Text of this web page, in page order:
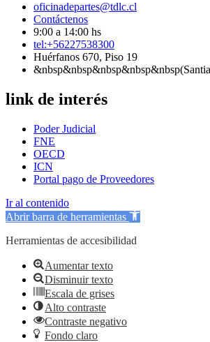
oficinadepartes@tdlc.cl
Contáctenos
9:00 a 14:00 hs
tel:+56227538300
Huérfanos 670, Piso 19
link de interés
Poder Judicial
FNE
OECD
ICN
Portal pago de Proveedores
Ir al contenido
Abrir barra de herramientas
Herramientas de accesibilidad
Aumentar texto
Disminuir texto
Escala de grises
Alto contraste
Contraste negativo
Fondo claro